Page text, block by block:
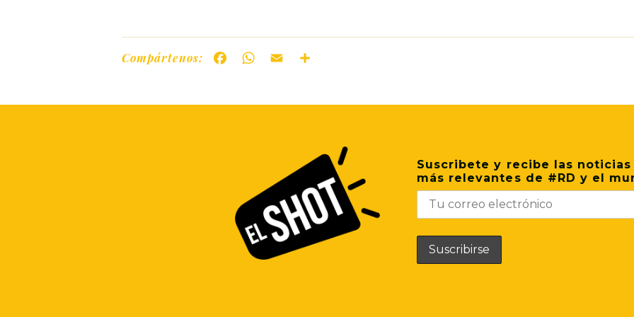
Compártenos: FacebookWhatsApp
Email
Suscribete y recibe las noticias
más relevantes de #RD y el